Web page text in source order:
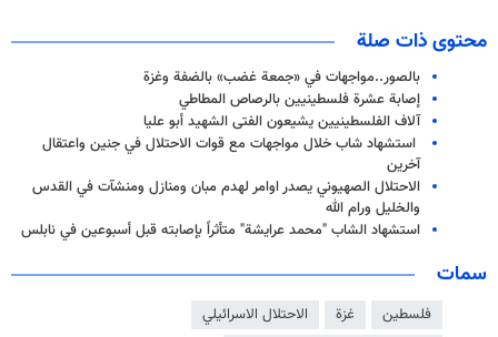
محتوى ذات صلة
بالصور..مواجهات في «جمعة غضب» بالضفة وغزة
إصابة عشرة فلسطينيين بالرصاص المطاطي
آلاف الفلسطينيين يشيعون الفتى الشهيد أبو عليا
استشهاد شاب خلال مواجهات مع قوات الاحتلال في جنين واعتقال
آخرين
الاحتلال الصهيوني يصدر اوامر لهدم مبان ومنازل ومنشآت في القدس
والخليل ورام الله
استشهاد الشاب "محمد عرايشة" متأثراً بإصابته قبل أسبوعين في نابلس
سمات
فلسطين غزة
الاحتلال الاسرائيلي